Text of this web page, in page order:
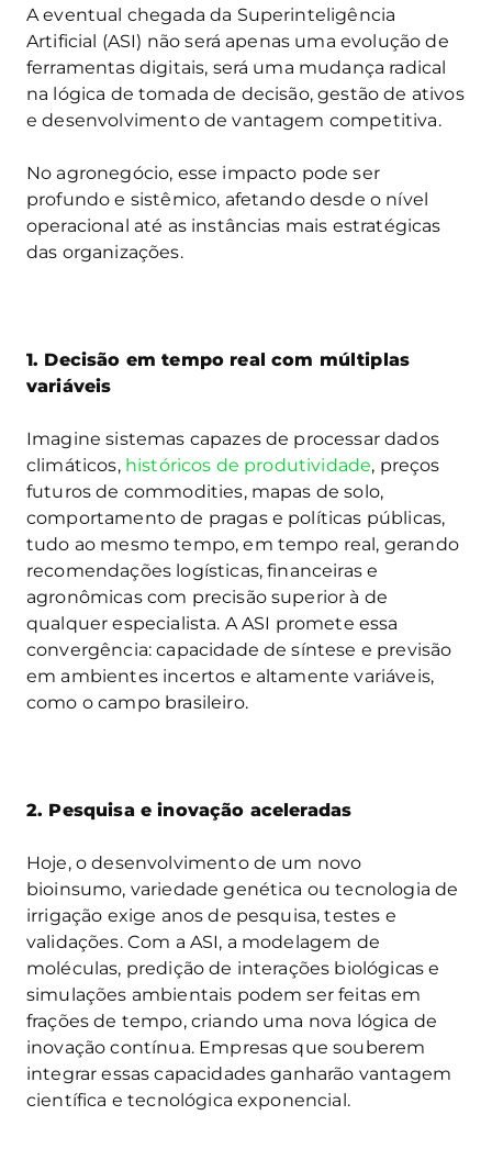
A eventual chegada da Superinteligência
Artificial (ASI) não será apenas uma evolução de
ferramentas digitais, será uma mudança radical
na lógica de tomada de decisão, gestão de ativos
e desenvolvimento de vantagem competitiva.
No agronegócio, esse impacto pode ser
profundo e sistêmico, afetando desde o nível
operacional até as instâncias mais estratégicas
das organizações.
1. Decisão em tempo real com múltiplas
variáveis
Imagine sistemas capazes de processar dados
climáticos, históricos de produtividade, preços
futuros de commodities, mapas de solo,
comportamento de pragas e políticas públicas,
tudo ao mesmo tempo, em tempo real, gerando
recomendações logísticas, financeiras e
agronômicas com precisão superior à de
qualquer especialista. A ASI promete essa
convergência: capacidade de síntese e previsão
em ambientes incertos e altamente variáveis,
como o campo brasileiro.
2. Pesquisa e inovação aceleradas
Hoje, o desenvolvimento de um novo
bioinsumo, variedade genética ou tecnologia de
irrigação exige anos de pesquisa, testes e
validações. Com a ASI, a modelagem de
moléculas, predição de interações biológicas e
simulações ambientais podem ser feitas em
frações de tempo, criando uma nova lógica de
inovação contínua. Empresas que souberem
integrar essas capacidades ganharão vantagem
científica e tecnológica exponencial.